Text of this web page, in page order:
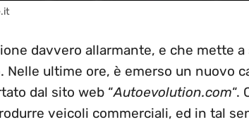
davvero allarmante, e che mette
Nelle ultime ore, è emerso un nuovo
dal sito web “Autoevolution.com“.
veicoli commerciali, ed in tal